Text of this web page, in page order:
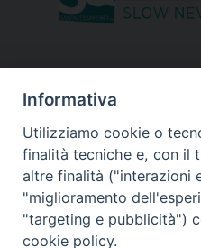
Informativa
Utilizziamo cookie o
finalità tecniche e, con il
altre finalità ("interazioni
"miglioramento
"targeting e pubblicità")
cookie policy.